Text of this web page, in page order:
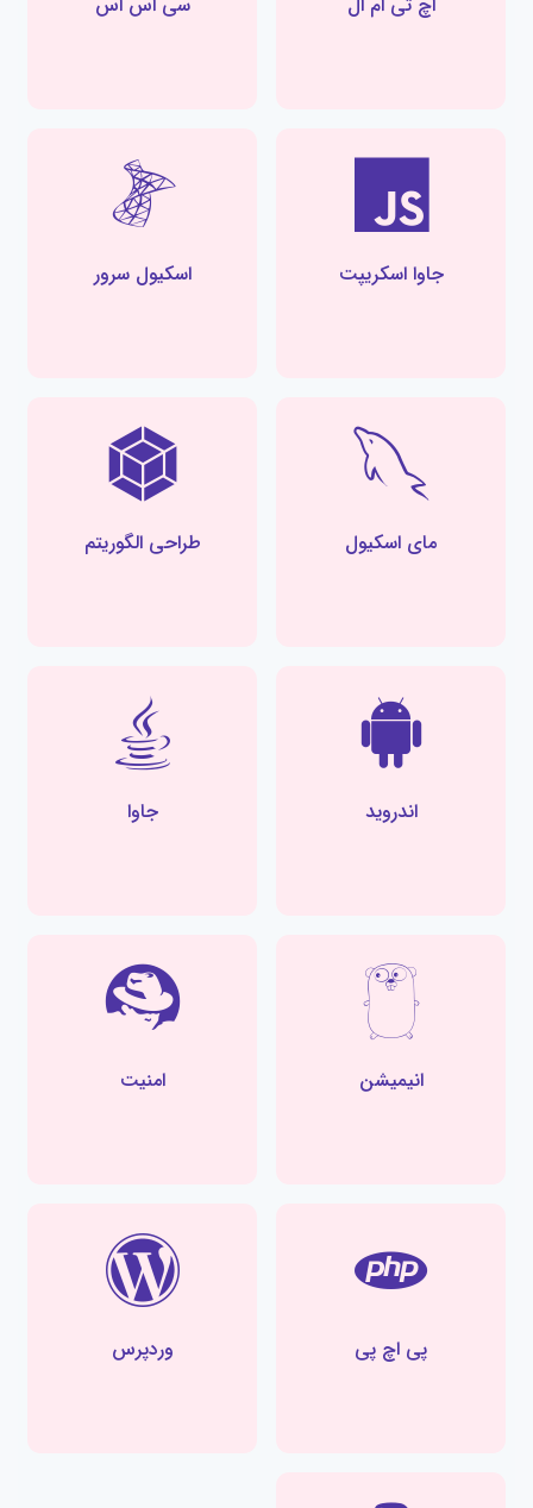
جاوا اسکریپت اسکیول سرور
مای اسکیول طراحی الگوریتم
اندروید جاوا
انیمیشن امنیت
پی اچ پی وردپرس